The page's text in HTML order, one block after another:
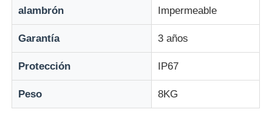
alambrón Impermeable
Garantía 3 años
Protección IP67
Peso 8KG